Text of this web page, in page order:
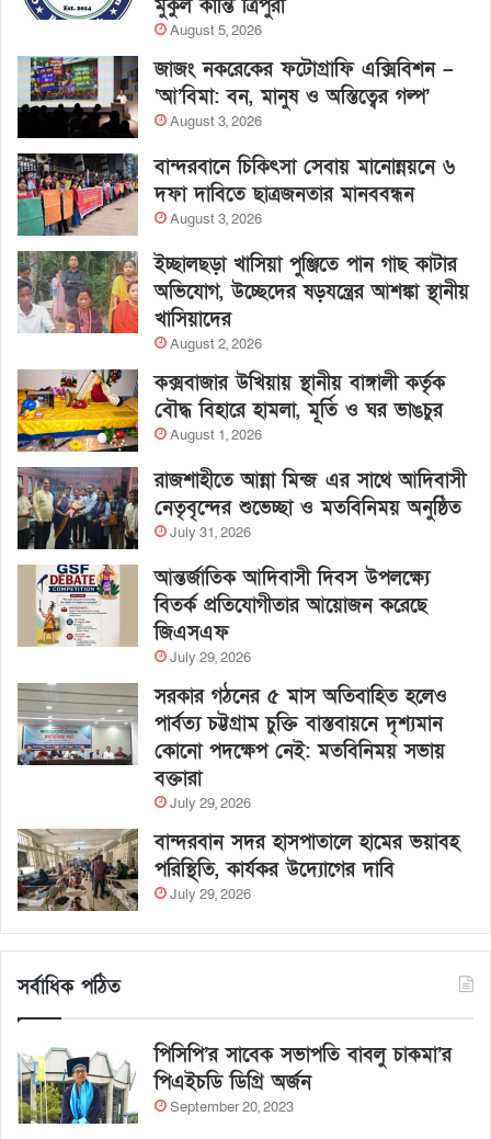
মুকুল কান্তি ত্রিপুরা
August 5, 2026
জাজং নকরেকের ফটোগ্রাফি এক্সিবিশন –
‘আ’বিমা: বন, মানুষ ও অস্তিত্বের গল্প’
August 3, 2026
বান্দরবানে চিকিৎসা সেবায় মানোন্নয়নে ৬
দফা দাবিতে ছাত্রজনতার মানববন্ধন
August 3, 2026
ইচ্ছালছড়া খাসিয়া পুঞ্জিতে পান গাছ কাটার
অভিযোগ, উচ্ছেদের ষড়যন্ত্রের আশঙ্কা স্থানীয়
খাসিয়াদের
August 2, 2026
কক্সবাজার উখিয়ায় স্থানীয় বাঙ্গালী কর্তৃক
বৌদ্ধ বিহারে হামলা, মূর্তি ও ঘর ভাঙচুর
August 1, 2026
রাজশাহীতে আন্না মিন্জ এর সাথে আদিবাসী
নেতৃবৃন্দের শুভেচ্ছা ও মতবিনিময় অনুষ্ঠিত
July 31, 2026
আন্তর্জাতিক আদিবাসী দিবস উপলক্ষ্যে
বিতর্ক প্রতিযোগীতার আয়োজন করেছে
জিএসএফ
July 29, 2026
সরকার গঠনের ৫ মাস অতিবাহিত হলেও
পার্বত্য চট্টগ্রাম চুক্তি বাস্তবায়নে দৃশ্যমান
কোনো পদক্ষেপ নেই: মতবিনিময় সভায়
বক্তারা
July 29, 2026
বান্দরবান সদর হাসপাতালে হামের ভয়াবহ
পরিস্থিতি, কার্যকর উদ্যোগের দাবি
July 29, 2026
সর্বাধিক পঠিত
পিসিপি’র সাবেক সভাপতি বাবলু চাকমা’র
পিএইচডি ডিগ্রি অর্জন
September 20, 2023